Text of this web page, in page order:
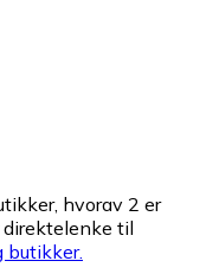
hvorav 2 er
til
butikker.